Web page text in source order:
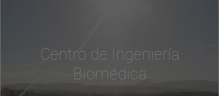
Centro de Ingeniería
Biomédica